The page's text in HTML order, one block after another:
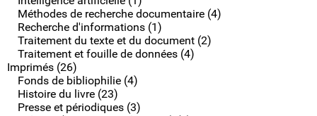
Méthodes de recherche documentaire (4)
Recherche d'informations (1)
Traitement du texte et du document (2)
Traitement et fouille de données (4)
Imprimés (26)
Fonds de bibliophilie (4)
Histoire du livre (23)
Presse et périodiques (3)